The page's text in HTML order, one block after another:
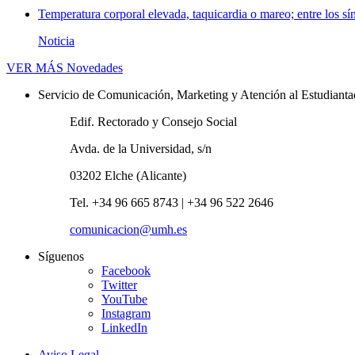
Temperatura corporal elevada, taquicardia o mareo; entre los
Noticia
VER MÁS Novedades
Servicio de Comunicación, Marketing y Atención al
Edif. Rectorado y Consejo Social
Avda. de la Universidad, s/n
03202 Elche (Alicante)
Tel. +34 96 665 8743 | +34 96 522 2646
comunicacion@umh.es
Síguenos
Facebook
Twitter
YouTube
Instagram
LinkedIn